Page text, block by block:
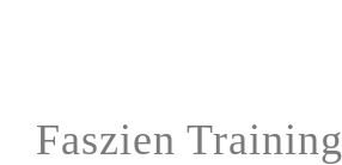
Faszien Training